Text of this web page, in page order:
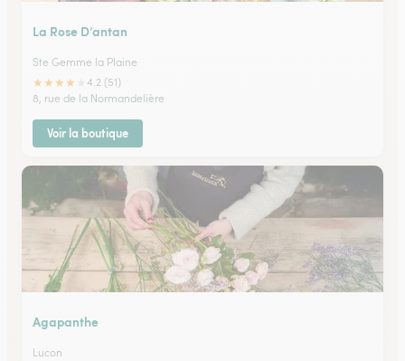
La Rose D’antan
Ste Gemme la Plaine
★★★★
4.2 (51)
8, rue de la Normandelière
Voir la boutique
Agapanthe
Lucon